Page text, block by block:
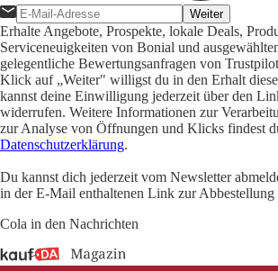
Weiter
Erhalte Angebote, Prospekte, lokale Deals,
Serviceneuigkeiten von Bonial und
gelegentliche Bewertungsanfragen von
Klick auf „Weiter" willigst du in den Erhalt
kannst deine Einwilligung jederzeit über den
widerrufen. Weitere Informationen zur
zur Analyse von Öffnungen und Klicks findest
Datenschutzerklärung.
Du kannst dich jederzeit vom Newsletter
in der E-Mail enthaltenen Link zur Abbestellung
Cola in den Nachrichten